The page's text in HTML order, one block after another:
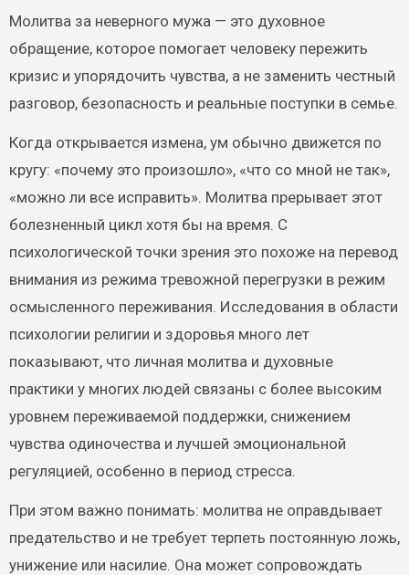
Молитва за неверного мужа — это духовное
обращение, которое помогает человеку пережить
кризис и упорядочить чувства, а не заменить честный
разговор, безопасность и реальные поступки в семье.
Когда открывается измена, ум обычно движется по
кругу: «почему это произошло», «что со мной не так»,
«можно ли все исправить». Молитва прерывает этот
болезненный цикл хотя бы на время. С
психологической точки зрения это похоже на перевод
внимания из режима тревожной перегрузки в режим
осмысленного переживания. Исследования в области
психологии религии и здоровья много лет
показывают, что личная молитва и духовные
практики у многих людей связаны с более высоким
уровнем переживаемой поддержки, снижением
чувства одиночества и лучшей эмоциональной
регуляцией, особенно в период стресса.
При этом важно понимать: молитва не оправдывает
предательство и не требует терпеть постоянную ложь,
унижение или насилие. Она может сопровождать